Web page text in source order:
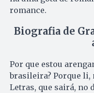
romance.
Biografia de
Por que estou
brasileira? Porque li,
Letras, que sairá, no